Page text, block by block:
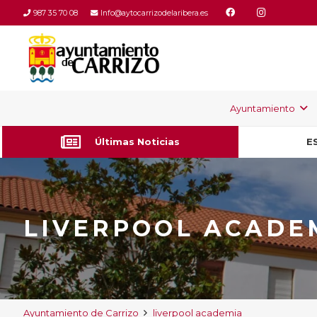
987 35 70 08 Info@aytocarrizodelaribera.es
Ayuntamiento
Últimas Noticias
LIVERPOOL
Ayuntamiento de Carrizo liverpool academia